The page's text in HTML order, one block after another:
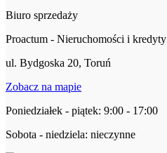
Biuro sprzedaży
Proactum - Nieruchomości i kredyty
ul. Bydgoska 20, Toruń
Zobacz na mapie
Poniedziałek - piątek: 9:00 - 17:00
Sobota - niedziela: nieczynne